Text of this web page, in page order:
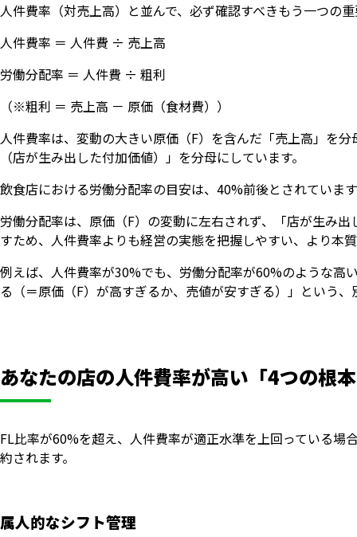
人件費率（対売上高）と並んで、必ず確認すべきもう一つの
人件費率 ＝ 人件費 ÷ 売上高
労働分配率 ＝ 人件費 ÷ 粗利
（※粗利 ＝ 売上高 － 原価（食材費））
人件費率は、変動の大きい原価（F）を含んだ「売上高」を
（店が生み出した付加価値）」を分母にしています。
飲食店における労働分配率の目安は、40%前後とされていま
労働分配率は、原価（F）の変動に左右されず、「店が生み
すため、人件費率よりも経営の実態を把握しやすい、より本
例えば、人件費率が30%でも、労働分配率が60%のような高
る（＝原価（F）が高すぎるか、売値が安すぎる）」という
あなたの店の人件費率が高い「4つの根
FL比率が60%を超え、人件費率が適正水準を上回っている
約されます。
属人的なシフト管理